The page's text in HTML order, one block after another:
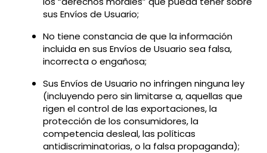
sus Envíos de Usuario;
No tiene constancia de que la información
incluida en sus Envíos de Usuario sea falsa,
incorrecta o engañosa;
Sus Envíos de Usuario no infringen ninguna ley
(incluyendo pero sin limitarse a, aquellas que
rigen el control de las exportaciones, la
protección de los consumidores, la
competencia desleal, las políticas
antidiscriminatorias, o la falsa propaganda);